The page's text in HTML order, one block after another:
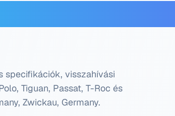
specifikációk, visszahívási
Tiguan, Passat, T-Roc és
Zwickau, Germany.